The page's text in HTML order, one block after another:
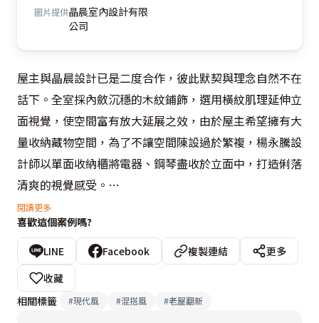
圖片提供晶晨室內設計有限
公司
屋主與晶晨設計已是二度合作，彼此默契與理念自然不在
話下。全室採內斂沉穩的木紋鋪飾，選用橫紋肌理延伸立
面視覺，使空間富有放大延展之效，由於屋主希望擁有大
量收納藏物空間，為了不讓空間陳設過於繁複，楊永騰設
計師以單面收納櫃將電器、鋼琴盡收於立面中，打造俐落
清爽的視覺感受。
除了儲物機能外，客廳背牆則考量好宅風水概念，以環保
無毒的珪藻土塗料鋪飾，設計流水流入室內的造型，象徵
錢財能夠源源不絕的到來。由於書房空間坪數較小，故將
門片挑高以延伸視覺感受，並擺放可伸縮50cm的多功能
閱讀更多
喜歡這個案例嗎?
LINE Facebook 複製連結
更多
收藏
相關標籤
#現代風 #混搭風 #老屋翻新